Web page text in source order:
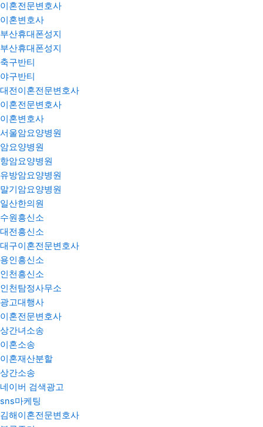
이혼전문변호사
이혼변호사
부산휴대폰성지
부산휴대폰성지
축구반티
야구반티
대전이혼전문변호사
이혼전문변호사
이혼변호사
서울암요양병원
암요양병원
항암요양병원
유방암요양병원
말기암요양병원
일산한의원
수원흥신소
대전흥신소
대구이혼전문변호사
용인흥신소
인천흥신소
인천탐정사무소
광고대행사
이혼전문변호사
상간녀소송
이혼소송
이혼재산분할
상간소송
네이버 검색광고
sns마케팅
김해이혼전문변호사